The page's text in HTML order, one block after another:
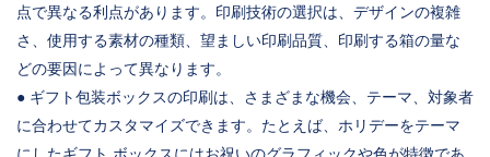
点で異なる利点があります。印刷技術の選択は、デザインの複雑
さ、使用する素材の種類、望ましい印刷品質、印刷する箱の量な
どの要因によって異なります。
● ギフト包装ボックスの印刷は、さまざまな機会、テーマ、対象者
に合わせてカスタマイズできます。たとえば、ホリデーをテーマ